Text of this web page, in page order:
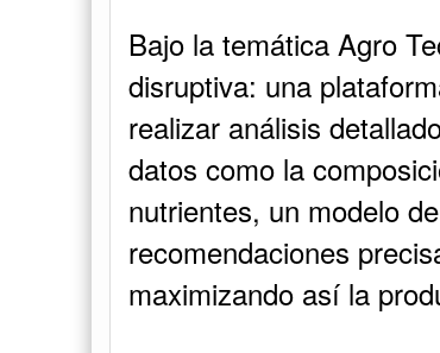
Bajo la temática Agro
disruptiva: una
realizar análisis
datos como la
nutrientes, un modelo
recomendaciones
maximizando así la